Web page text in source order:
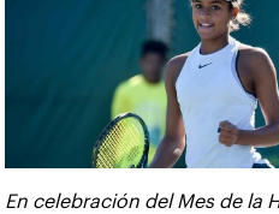
En celebración del Mes de la